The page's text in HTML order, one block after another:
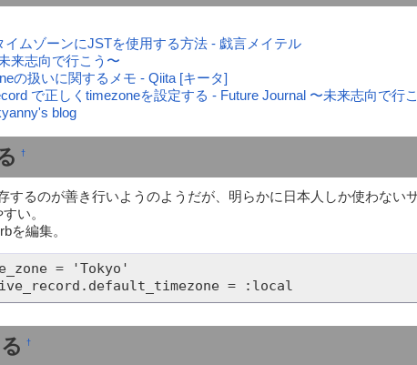
イムゾーンにJSTを使用する方法 - 戯言メイテル
来志向で行こう〜
の扱いに関するメモ - Qiita [キータ]
で正しくtimezoneを設定する - Future Journal 〜未来志向で行
blog
†
するのが善き行いようのようだが、明らかに日本人しか使わない
い。
を編集。
= 'Tokyo'
†